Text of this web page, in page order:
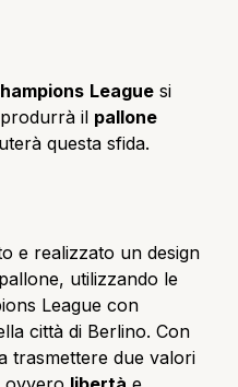
League si
produrrà il pallone
questa sfida.
e realizzato un design
utilizzando le
League con
città di Berlino. Con
trasmettere due valori